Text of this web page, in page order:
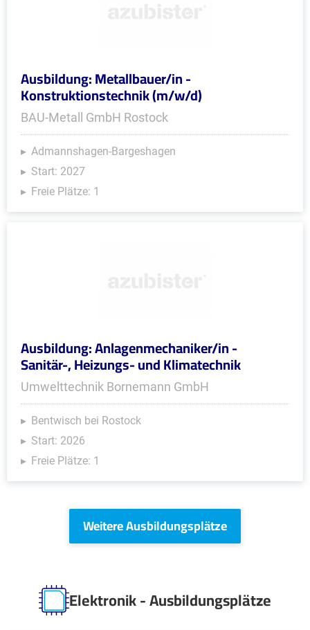
Ausbildung: Metallbauer/in -
Konstruktionstechnik (m/w/d)
BAU-Metall GmbH Rostock
Admannshagen-Bargeshagen
Start: 2027
Freie Plätze: 1
Ausbildung: Anlagenmechaniker/in -
Sanitär-, Heizungs- und Klimatechnik
Umwelttechnik Bornemann GmbH
Bentwisch bei Rostock
Start: 2026
Freie Plätze: 1
Weitere Ausbildungsplätze
Elektronik - Ausbildungsplätze